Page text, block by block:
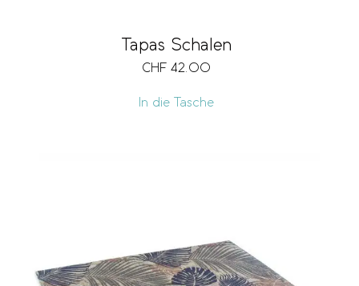
Tapas Schalen
CHF 42.00
In die Tasche